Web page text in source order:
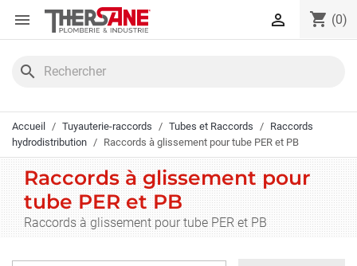
Panneau de gestion des cookies
 shopping_cart (0)

search
Accueil Tuyauterie-raccords Tubes et Raccords
Raccords
hydrodistribution
Raccords à glissement pour tube PER et PB
Raccords à glissement pour
tube PER et PB
Raccords à glissement pour tube PER et PB